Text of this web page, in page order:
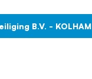
B.V. - KOLHAM